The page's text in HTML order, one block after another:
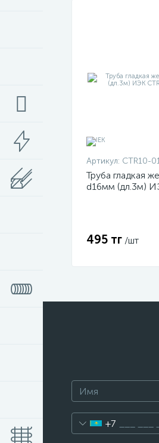
Артикул: CTR10-
Труба гладкая
d16мм (дл.3м)
495 тг /шт
+7